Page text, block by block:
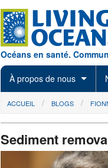
Océans en santé.
À propos de nous
You are here
ACCUEIL BLOGS
Sediment